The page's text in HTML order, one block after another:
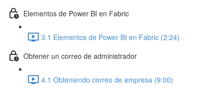
Elementos de Power BI en Fabric
3.1 Elementos de Power BI en Fabric (2:24)
Obtener un correo de administrador
4.1 Obteniendo correo de empresa (9:00)